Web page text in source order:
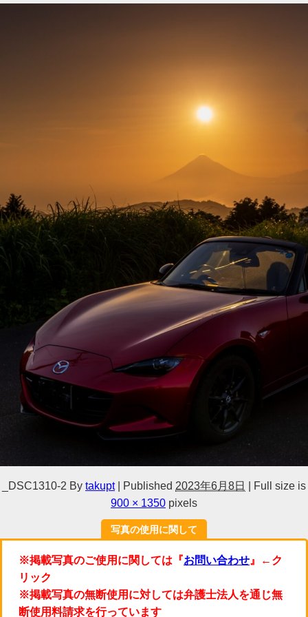
_DSC1310-2 By takupt Published 2023年6月8日
Full size is
900 × 1350 pixels
写真の使用に関して
※掲載写真のご使用に関しては『お問い合わせ 』←ク
リック
※掲載写真の無断使用に対しては弁護士法人を通じ無
断使用料請求を行っています